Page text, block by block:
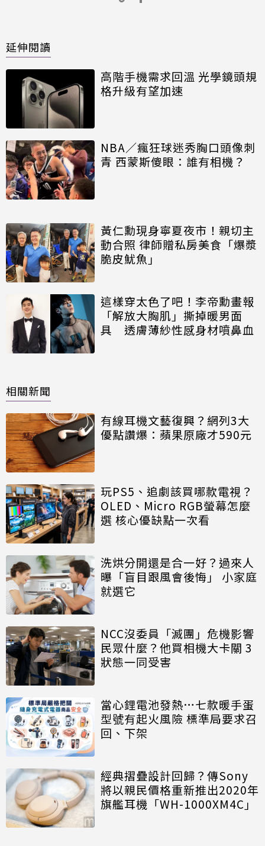
延伸閱讀
高階手機需求回溫 光學鏡頭規
格升級有望加速
NBA／瘋狂球迷秀胸口頭像刺
青 西蒙斯傻眼：誰有相機？
黃仁勳現身寧夏夜市！親切主
動合照 律師贈私房美食「爆漿
脆皮魷魚」
這樣穿太色了吧！李帝勳畫報
「解放大胸肌」撕掉暖男面
具 透膚薄紗性感身材噴鼻血
相關新聞
有線耳機文藝復興？網列3大
優點讚爆：蘋果原廠才590元
玩PS5、追劇該買哪款電視？
OLED、Micro RGB螢幕怎麼
選 核心優缺點一次看
洗烘分開還是合一好？過來人
曝「盲目跟風會後悔」 小家庭
就選它
NCC沒委員「滅團」危機影響
民眾什麼？他買相機大卡關 3
狀態一同受害
當心鋰電池發熱…七款暖手蛋
型號有起火風險 標準局要求召
回、下架
經典摺疊設計回歸？傳Sony
將以親民價格重新推出2020年
旗艦耳機「WH-1000XM4C」